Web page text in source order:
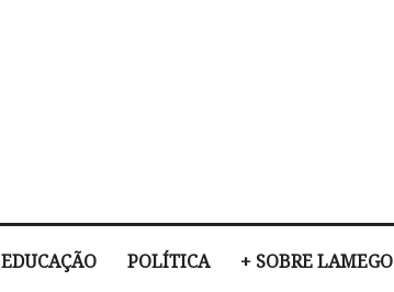
EDUCAÇÃO POLÍTICA + SOBRE LAMEGO